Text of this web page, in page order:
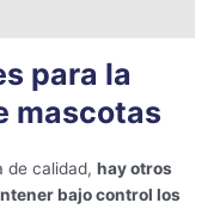
para la
mascotas
de calidad,hay otros
bajo control los